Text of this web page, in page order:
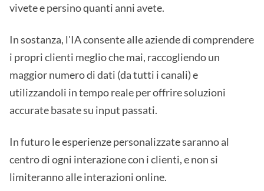
vivete e persino quanti anni avete.
In sostanza, l'IA consente alle aziende di comprendere
i propri clienti meglio che mai, raccogliendo un
maggior numero di dati (da tutti i canali) e
utilizzandoli in tempo reale per offrire soluzioni
accurate basate su input passati.
In futuro le esperienze personalizzate saranno al
centro di ogni interazione con i clienti, e non si
limiteranno alle interazioni online.